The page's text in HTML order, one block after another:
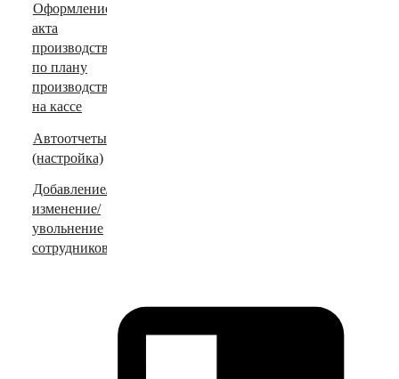
Оформление
акта
производства
по плану
производства
на кассе
Автоотчеты
(настройка)
Добавление/
изменение/
увольнение
сотрудников